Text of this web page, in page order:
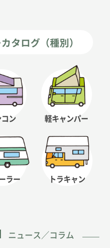
タログ（種別）
ン 軽キャンパー
ラー トラキャン
ニュース／コラム